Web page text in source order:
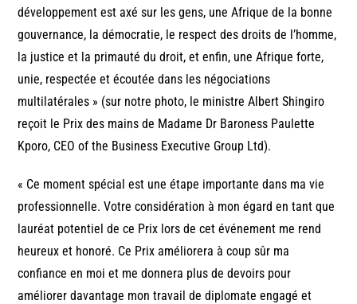
développement est axé sur les gens, une Afrique de la bonne
gouvernance, la démocratie, le respect des droits de l’homme,
la justice et la primauté du droit, et enfin, une Afrique forte,
unie, respectée et écoutée dans les négociations
multilatérales » (sur notre photo, le ministre Albert Shingiro
reçoit le Prix des mains de Madame Dr Baroness Paulette
Kporo, CEO of the Business Executive Group Ltd).
« Ce moment spécial est une étape importante dans ma vie
professionnelle. Votre considération à mon égard en tant que
lauréat potentiel de ce Prix lors de cet événement me rend
heureux et honoré. Ce Prix améliorera à coup sûr ma
confiance en moi et me donnera plus de devoirs pour
améliorer davantage mon travail de diplomate engagé et